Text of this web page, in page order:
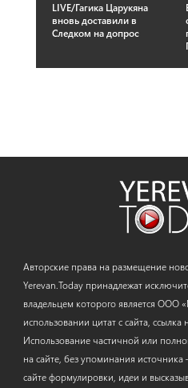
LIVE/Гагика Царукяна
вновь доставили в
Следком на допрос
Авторские права на размещение
Yerevan.Today принадлежат
владельцем которого является ООО
использовании цитат с сайта, ссылка
Использование частичной или
на сайте, без упоминания
сайте формулировки, идеи и